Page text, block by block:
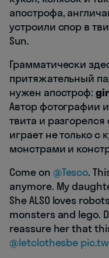
апострофа,
устроили спор в
Sun.
Грамматически
притяжательный
нужен апостроф:
Автор фотографии
твита и
играет не только с
монстрами и
Come on @Tesco.
anymore. My
She ALSO loves
monsters and lego.
reassure her that
@letclothesbe